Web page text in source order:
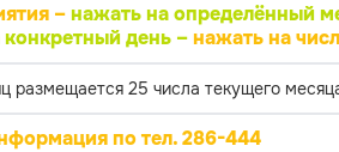
– нажать на определённый
день –нажать на
25 числа текущего
по тел. 286-444